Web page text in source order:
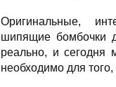
Оригинальные,
шипящие бомбочки
реально, и сегодня
необходимо для того,